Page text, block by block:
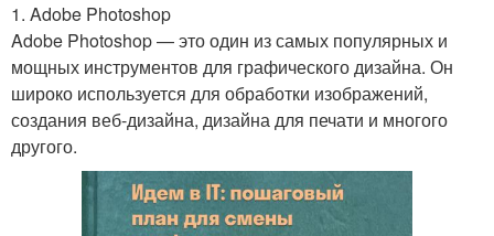
1. Adobe Photoshop
Adobe Photoshop — это один из самых популярных и
мощных инструментов для графического дизайна. Он
широко используется для обработки изображений,
создания веб-дизайна, дизайна для печати и многого
другого.